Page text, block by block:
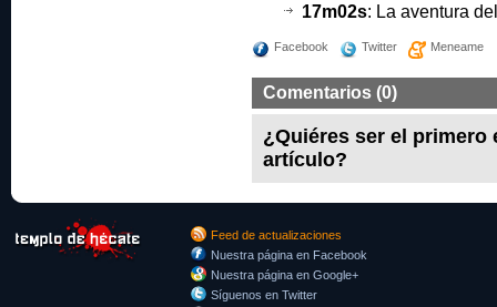
17m02s: La aventura
Facebook Twitter Meneame
Comentarios (0)
¿Quiéres ser el primero
artículo?
Feed de actualizaciones
Nuestra página en Facebook
Nuestra página en Google+
Síguenos en Twitter